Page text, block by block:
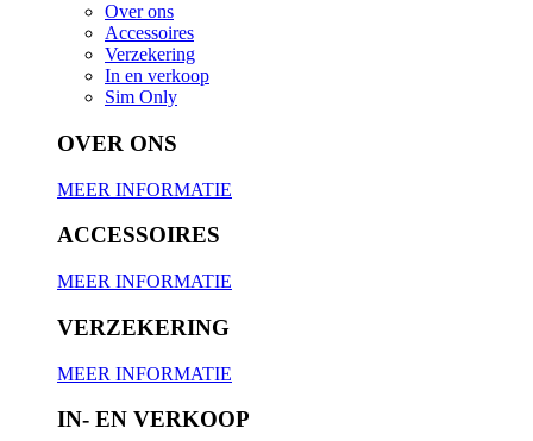
Over ons
Accessoires
Verzekering
In en verkoop
Sim Only
OVER ONS
MEER INFORMATIE
ACCESSOIRES
MEER INFORMATIE
VERZEKERING
MEER INFORMATIE
IN- EN VERKOOP